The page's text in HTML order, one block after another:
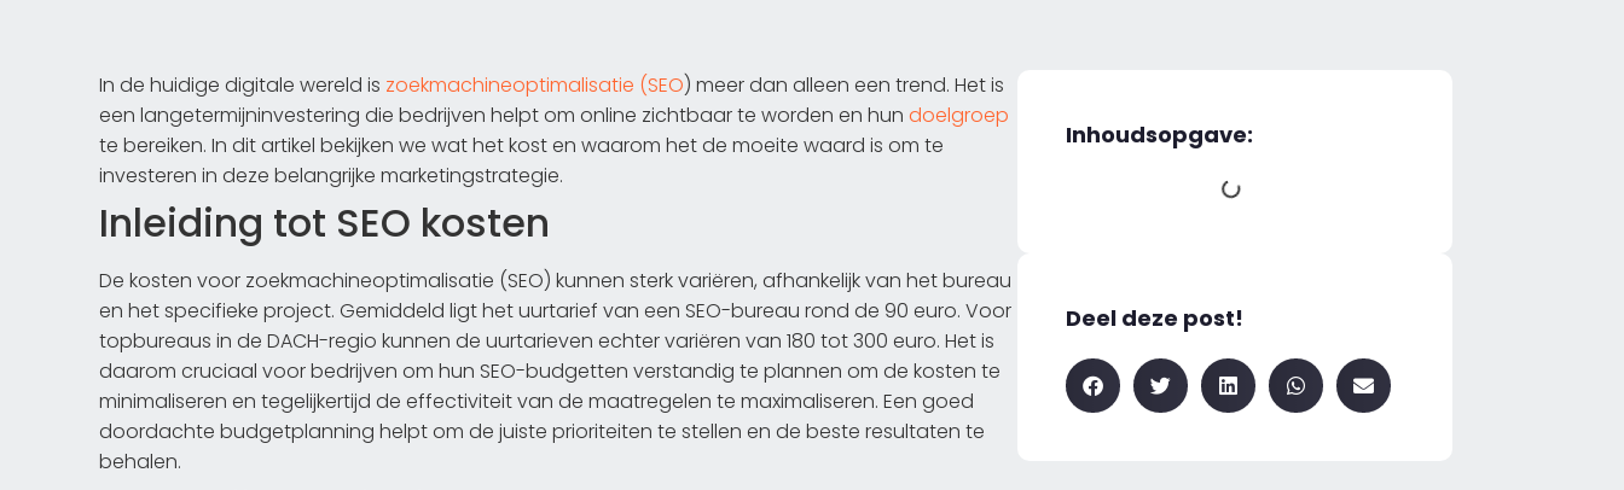
In de huidige digitale wereld is zoekmachineoptimalisatie (SEO) meer dan alleen een trend. Het is
een langetermijninvestering die bedrijven helpt om online zichtbaar te worden en hun doelgroep
te bereiken. In dit artikel bekijken we wat het kost en waarom het de moeite waard is om te
investeren in deze belangrijke marketingstrategie.
Inleiding tot SEO kosten
De kosten voor zoekmachineoptimalisatie (SEO) kunnen sterk variëren, afhankelijk van het bureau
en het specifieke project. Gemiddeld ligt het uurtarief van een SEO-bureau rond de 90 euro. Voor
topbureaus in de DACH-regio kunnen de uurtarieven echter variëren van 180 tot 300 euro. Het is
daarom cruciaal voor bedrijven om hun SEO-budgetten verstandig te plannen om de kosten te
minimaliseren en tegelijkertijd de effectiviteit van de maatregelen te maximaliseren. Een goed
doordachte budgetplanning helpt om de juiste prioriteiten te stellen en de beste resultaten te
behalen.
Inhoudsopgave:
Deel deze post!